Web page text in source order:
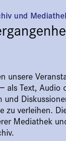
und
unsere
als Text, Audio
und
zu verleihen.
Mediathek